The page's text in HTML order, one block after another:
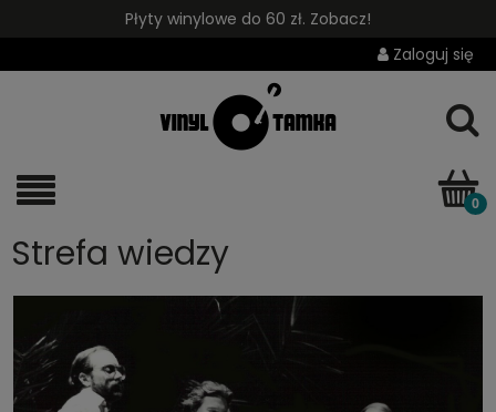
Płyty winylowe do 60 zł. Zobacz!
Zaloguj się
Strefa wiedzy